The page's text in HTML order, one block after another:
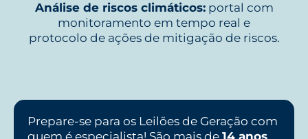
Análise de riscos climáticos:portal com
monitoramento em tempo real e
protocolo de ações de mitigação de riscos.
Prepare-se para os Leilões de Geração com
quem é especialista! São mais de 14 anos